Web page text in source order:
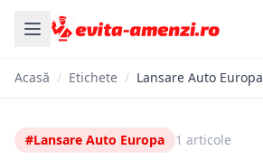
Acasă / Etichete / Lansare Auto Europa
#Lansare Auto Europa 1 articole